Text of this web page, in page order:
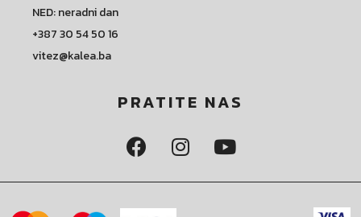
NED: neradni dan
+387 30 54 50 16
vitez@kalea.ba
PRATITE NAS